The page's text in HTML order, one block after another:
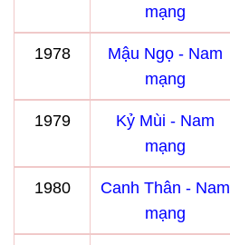
mạng
1978
Mậu Ngọ - Nam
mạng
1979
Kỷ Mùi - Nam
mạng
1980
Canh Thân - Nam
mạng